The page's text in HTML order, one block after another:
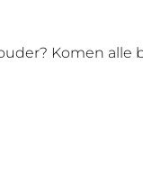
Komen alle